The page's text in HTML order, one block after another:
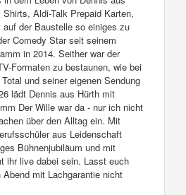
Aldi-Talk Prepaid Karten,
der Baustelle so einiges zu
Comedy Star seit seinem
in 2014. Seither war der
Formaten zu bestaunen, wie bei
und seiner eigenen Sendung
lädt Dennis aus Hürth mit
Der Wille war da - nur ich nicht
über den Alltag ein. Mit
aus Leidenschaft
Bühnenjubiläum und mit
ihr live dabei sein. Lasst euch
mit Lachgarantie nicht